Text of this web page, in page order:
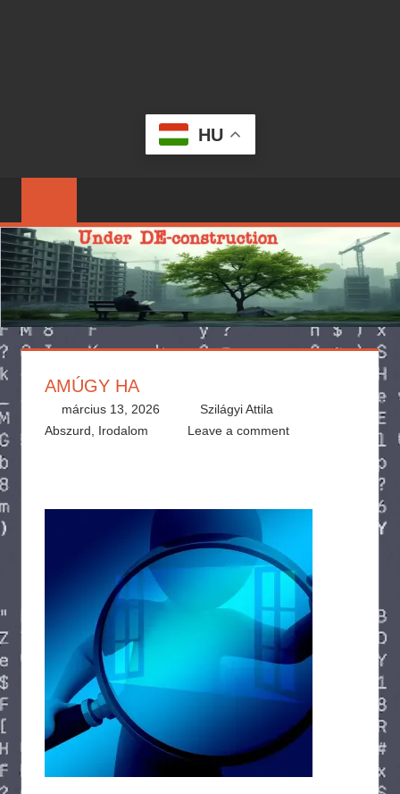
HU
AMÚGY HA
március 13, 2026
Szilágyi Attila
Abszurd
Irodalom Leave a comment